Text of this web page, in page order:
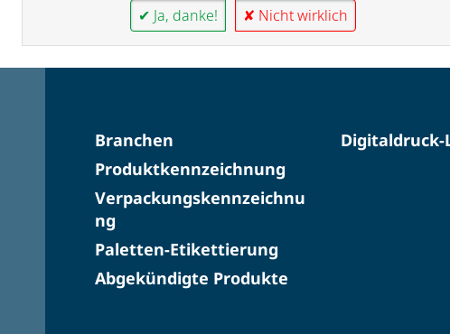
✔ Ja, danke! ✘ Nicht wirklich
Branchen
Produktkennzeichnung
Verpackungskennzeichnu
ng
Paletten-Etikettierung
Abgekündigte Produkte​
Digitaldruck-